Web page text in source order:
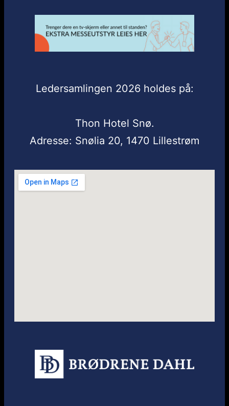
Ledersamlingen 2026 holdes på:
Thon Hotel Snø.
Adresse: Snølia 20, 1470 Lillestrøm